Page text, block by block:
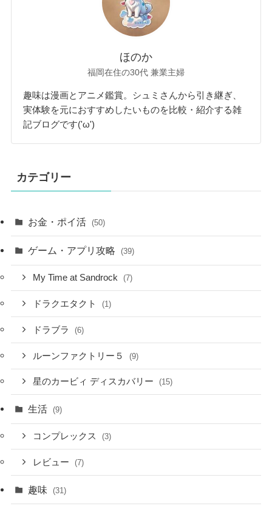
ほのか
福岡在住の30代 兼業主婦
趣味は漫画とアニメ鑑賞。シュミさんから引き継ぎ、
実体験を元におすすめしたいものを比較・紹介する雑
記ブログです('ω')
カテゴリー
お金・ポイ活 (50)
ゲーム・アプリ攻略 (39)
My Time at Sandrock (7)
ドラクエタクト (1)
ドラブラ (6)
ルーンファクトリー５ (9)
星のカービィ ディスカバリー (15)
生活 (9)
コンプレックス (3)
レビュー (7)
趣味 (31)